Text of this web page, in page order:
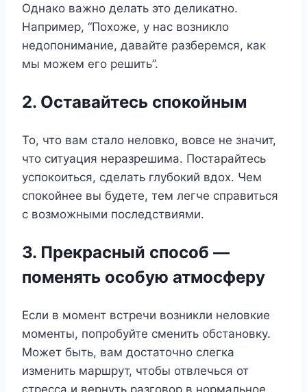
Однако важно делать это деликатно.
Например, “Похоже, у нас возникло
недопонимание, давайте разберемся, как
мы можем его решить”.
2. Оставайтесь спокойным
То, что вам стало неловко, вовсе не значит,
что ситуация неразрешима. Постарайтесь
успокоиться, сделать глубокий вдох. Чем
спокойнее вы будете, тем легче справиться
с возможными последствиями.
3. Прекрасный способ —
поменять особую атмосферу
Если в момент встречи возникли неловкие
моменты, попробуйте сменить обстановку.
Может быть, вам достаточно слегка
изменить маршрут, чтобы отвлечься от
стресса и вернуть разговор в нормальное